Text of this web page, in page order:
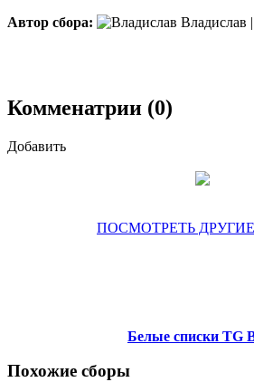
Автор сбора:
Владислав
Комменатрии (0)
Добавить
ПОСМОТРЕТЬ
Белые списки TG
Похожие сборы